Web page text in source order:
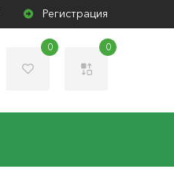
Регистрация
0 0